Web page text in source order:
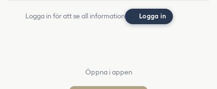
Logga in för att se all information Logga in
Öppna i appen